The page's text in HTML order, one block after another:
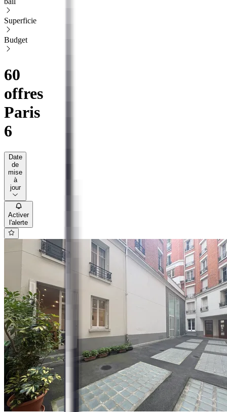
Superficie
Budget
60
offres
Paris
6
Date
de
mise
à
jour
Activer
l'alerte